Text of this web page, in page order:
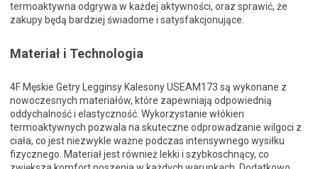
termoaktywna odgrywa w każdej aktywności, oraz sprawić, że
zakupy będą bardziej świadome i satysfakcjonujące.
Materiał i Technologia
4F Męskie Getry Legginsy Kalesony USEAM173 są wykonane z
nowoczesnych materiałów, które zapewniają odpowiednią
oddychalność i elastyczność. Wykorzystanie włókien
termoaktywnych pozwala na skuteczne odprowadzanie wilgoci z
ciała, co jest niezwykle ważne podczas intensywnego wysiłku
fizycznego. Materiał jest również lekki i szybkoschnący, co